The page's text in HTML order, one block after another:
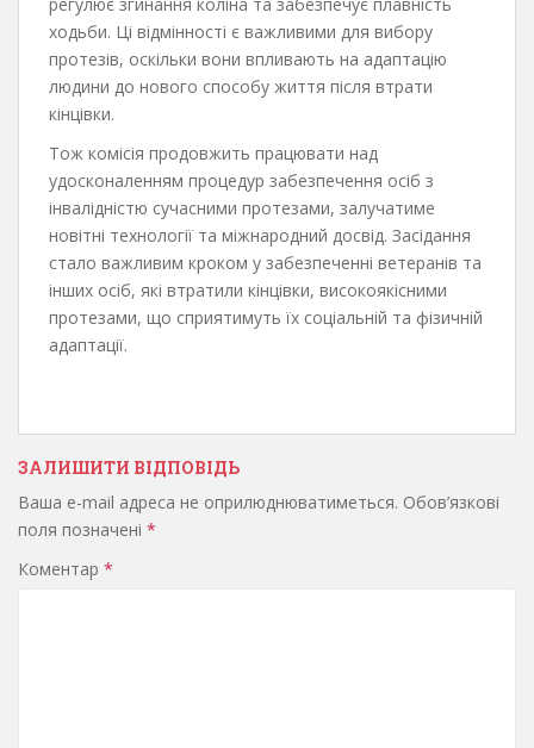
ходьби. Ці відмінності є важливими для вибору
протезів, оскільки вони впливають на адаптацію
людини до нового способу життя після втрати
кінцівки.
Тож комісія продовжить працювати над
удосконаленням процедур забезпечення осіб з
інвалідністю сучасними протезами, залучатиме
новітні технології та міжнародний досвід. Засідання
стало важливим кроком у забезпеченні ветеранів та
інших осіб, які втратили кінцівки, високоякісними
протезами, що сприятимуть їх соціальній та фізичній
адаптації.
ЗАЛИШИТИ ВІДПОВІДЬ
Ваша e-mail адреса не оприлюднюватиметься. Обов’язкові
поля позначені *
Коментар *